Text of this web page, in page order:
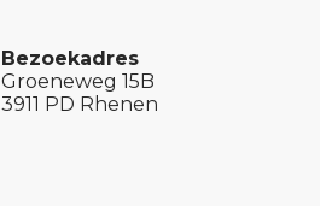
Bezoekadres
Groeneweg 15B
3911 PD Rhenen